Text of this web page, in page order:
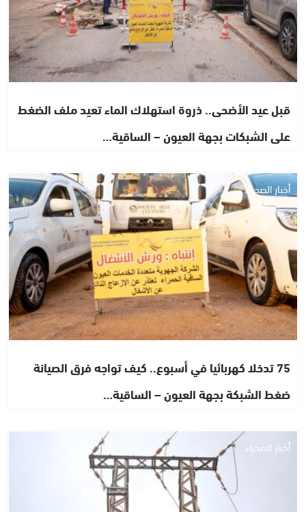
قبل عيد الأضحى.. ذروة استهلاك الماء تعيد ملف الضغط
على الشبكات بجهة العيون – الساقية…
أخبار الصحراء
75 تدخلا كهربائيا في أسبوع.. كيف تواجه فرق الصيانة
ضغط الشبكة بجهة العيون – الساقية…
أخبار الصحراء